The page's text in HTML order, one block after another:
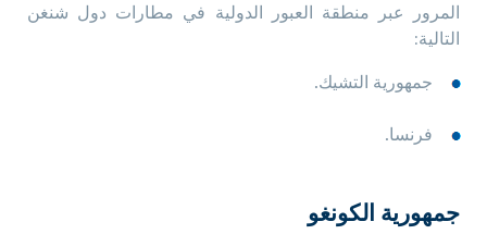
المرور عبر منطقة العبور الدولية في مطارات دول شنغن
التالية:
جمهورية التشيك.
فرنسا.
جمهورية الكونغو